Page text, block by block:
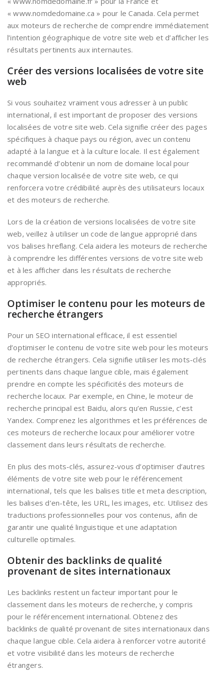
« www.nomdedomaine.ca » pour le Canada. Cela permet
aux moteurs de recherche de comprendre immédiatement
l’intention géographique de votre site web et d’afficher les
résultats pertinents aux internautes.
Créer des versions localisées de votre site
web
Si vous souhaitez vraiment vous adresser à un public
international, il est important de proposer des versions
localisées de votre site web. Cela signifie créer des pages
spécifiques à chaque pays ou région, avec un contenu
adapté à la langue et à la culture locale. Il est également
recommandé d’obtenir un nom de domaine local pour
chaque version localisée de votre site web, ce qui
renforcera votre crédibilité auprès des utilisateurs locaux
et des moteurs de recherche.
Lors de la création de versions localisées de votre site
web, veillez à utiliser un code de langue approprié dans
vos balises hreflang. Cela aidera les moteurs de recherche
à comprendre les différentes versions de votre site web
et à les afficher dans les résultats de recherche
appropriés.
Optimiser le contenu pour les moteurs de
recherche étrangers
Pour un SEO international efficace, il est essentiel
d’optimiser le contenu de votre site web pour les moteurs
de recherche étrangers. Cela signifie utiliser les mots-clés
pertinents dans chaque langue cible, mais également
prendre en compte les spécificités des moteurs de
recherche locaux. Par exemple, en Chine, le moteur de
recherche principal est Baidu, alors qu’en Russie, c’est
Yandex. Comprenez les algorithmes et les préférences de
ces moteurs de recherche locaux pour améliorer votre
classement dans leurs résultats de recherche.
En plus des mots-clés, assurez-vous d’optimiser d’autres
éléments de votre site web pour le référencement
international, tels que les balises title et meta description,
les balises d’en-tête, les URL, les images, etc. Utilisez des
traductions professionnelles pour vos contenus, afin de
garantir une qualité linguistique et une adaptation
culturelle optimales.
Obtenir des backlinks de qualité
provenant de sites internationaux
Les backlinks restent un facteur important pour le
classement dans les moteurs de recherche, y compris
pour le référencement international. Obtenez des
backlinks de qualité provenant de sites internationaux dans
chaque langue cible. Cela aidera à renforcer votre autorité
et votre visibilité dans les moteurs de recherche
étrangers.